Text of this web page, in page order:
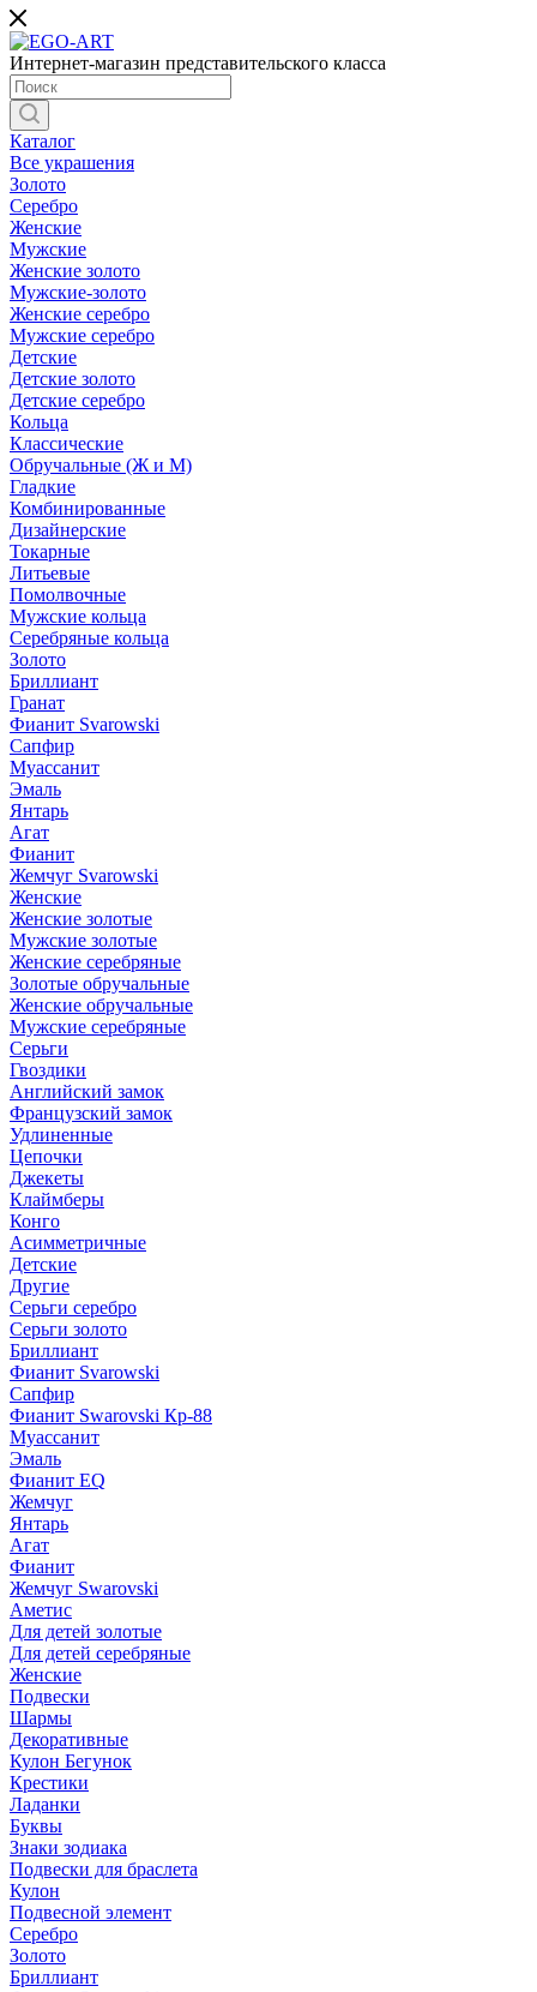
Интернет-магазин представительского класса
Каталог
Все украшения
Золото
Серебро
Женские
Мужские
Женские золото
Мужские-золото
Женские серебро
Мужские серебро
Детские
Детские золото
Детские серебро
Кольца
Классические
Обручальные (Ж и М)
Гладкие
Комбинированные
Дизайнерские
Токарные
Литьевые
Помолвочные
Мужские кольца
Серебряные кольца
Золото
Бриллиант
Гранат
Фианит Svarowski
Сапфир
Муассанит
Эмаль
Янтарь
Агат
Фианит
Жемчуг Svarowski
Женские
Женские золотые
Мужские золотые
Женские серебряные
Золотые обручальные
Женские обручальные
Мужские серебряные
Серьги
Гвоздики
Английский замок
Французский замок
Удлиненные
Цепочки
Джекеты
Клаймберы
Конго
Асимметричные
Детские
Другие
Серьги серебро
Серьги золото
Бриллиант
Фианит Svarowski
Сапфир
Фианит Swarovski Кр-88
Муассанит
Эмаль
Фианит EQ
Жемчуг
Янтарь
Агат
Фианит
Жемчуг Swarovski
Аметис
Для детей золотые
Для детей серебряные
Женские
Подвески
Шармы
Декоративные
Кулон Бегунок
Крестики
Ладанки
Буквы
Знаки зодиака
Подвески для браслета
Кулон
Подвесной элемент
Серебро
Золото
Бриллиант